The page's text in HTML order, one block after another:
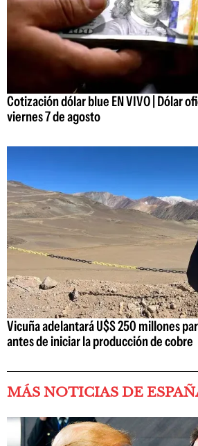
Cotización dólar blue EN VIVO | Dólar
viernes 7 de agosto
Vicuña adelantará U$S 250 millones
antes de iniciar la producción de cobre
MÁS NOTICIAS DE